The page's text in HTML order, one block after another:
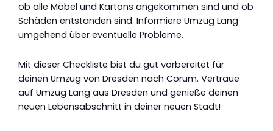
ob alle Möbel und Kartons angekommen sind und ob
Schäden entstanden sind. Informiere Umzug Lang
umgehend über eventuelle Probleme.
Mit dieser Checkliste bist du gut vorbereitet für
deinen Umzug von Dresden nach Corum. Vertraue
auf Umzug Lang aus Dresden und genieße deinen
neuen Lebensabschnitt in deiner neuen Stadt!